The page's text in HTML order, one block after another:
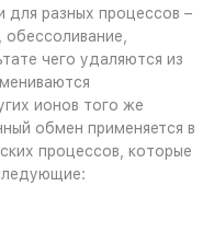
для разных процессов –
чего удаляются из
ионов того же
обмен применяется в
процессов, которые